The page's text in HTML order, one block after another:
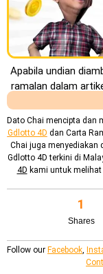
Apabila undian
ramalan dalam
Dato Chai mencipta dan
Gdlotto 4D dan Carta
Chai juga menyediakan
Gdlotto 4D terkini di
4D kami untuk
Shares
1
Follow our Facebook,